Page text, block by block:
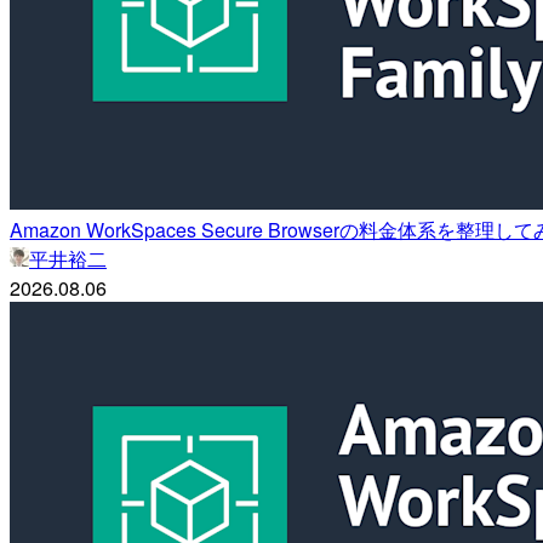
Amazon WorkSpaces Secure Browserの料金体系を整理して
平井裕二
2026.08.06